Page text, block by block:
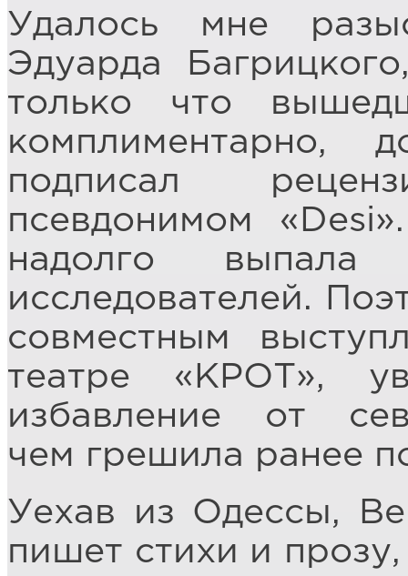
Удалось мне
Эдуарда
только что
комплиментарно,
подписал
псевдонимом
надолго
исследователей.
совместным
театре «КРОТ»,
избавление от
чем грешила ранее
Уехав из Одессы,
пишет стихи и